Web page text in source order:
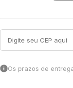
Os prazos de